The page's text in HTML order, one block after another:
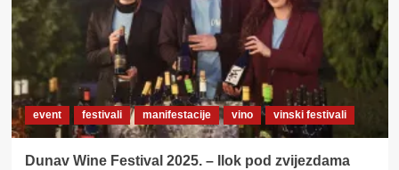
event festivali manifestacije vino vinski festivali
Dunav Wine Festival 2025. – Ilok pod zvijezdama